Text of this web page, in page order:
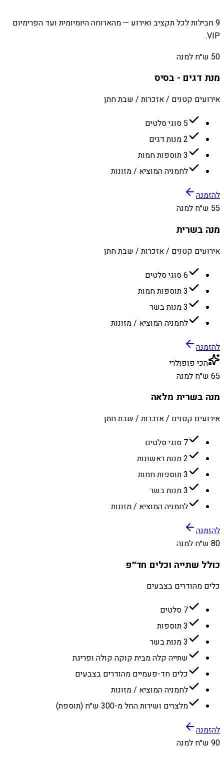
9 חבילות לכל תקציב ואירוע — מהארוחה היומיומית ועד הפרימיום
VIP.
50 ש״ח למנה
מנת דגים - בסיס
אירועים קטנים / אזכרות / שבת חתן
5 סוגי סלטים
2 מנות דגים
3 תוספות חמות
לחמניה המוציא / מזונות
להזמנה
55 ש״ח למנה
מנה בשרית
אירועים קטנים / אזכרות / שבת חתן
6 סוגי סלטים
3 תוספות חמות
3 מנות בשר
לחמניה המוציא / מזונות
להזמנה
הכי פופולרי
65 ש״ח למנה
מנה בשרית מלאה
אירועים קטנים / אזכרות / שבת חתן
7 סוגי סלטים
2 מנות ראשונות
3 תוספות חמות
3 מנות בשר
לחמניה המוציא / מזונות
להזמנה
80 ש״ח למנה
כולל שתייה וכלים חד״פ
כלים מהודרים בצבעים
7 סלטים
3 תוספות
3 מנות בשר
שתייה קלה מבית קוקה קולה ופריגת
כלים חד-פעמיים מהודרים בצבעים
לחמניה המוציא / מזונות
מלצרים ושירות החל מ-300 ש״ח (תוספת)
להזמנה
90 ש״ח למנה